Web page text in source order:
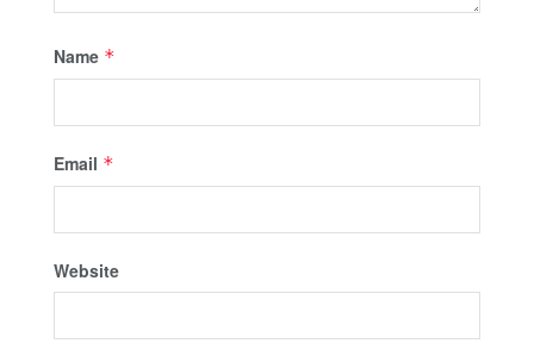
Name *
Email *
Website